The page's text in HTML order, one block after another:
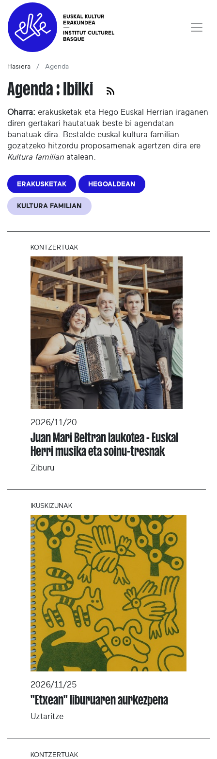
Hasiera Agenda
Agenda : Ibilki
Oharra: erakusketak eta Hego Euskal Herrian iraganen
diren gertakari hautatuak beste bi agendatan
banatuak dira. Bestalde euskal kultura familian
gozatzeko hitzordu proposamenak agertzen dira ere
Kultura familian atalean.
ERAKUSKETAK HEGOALDEAN
KULTURA FAMILIAN
KONTZERTUAK
2026/11/20
Juan Mari Beltran laukotea - Euskal
Herri musika eta soinu-tresnak
Ziburu
IKUSKIZUNAK
2026/11/25
"Etxean" liburuaren aurkezpena
Uztaritze
KONTZERTUAK